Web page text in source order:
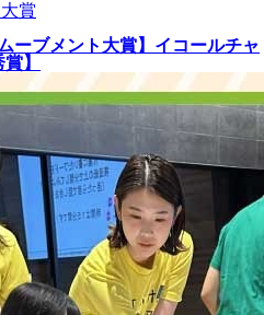
賞
ーブメント大賞】イコールチャ
】